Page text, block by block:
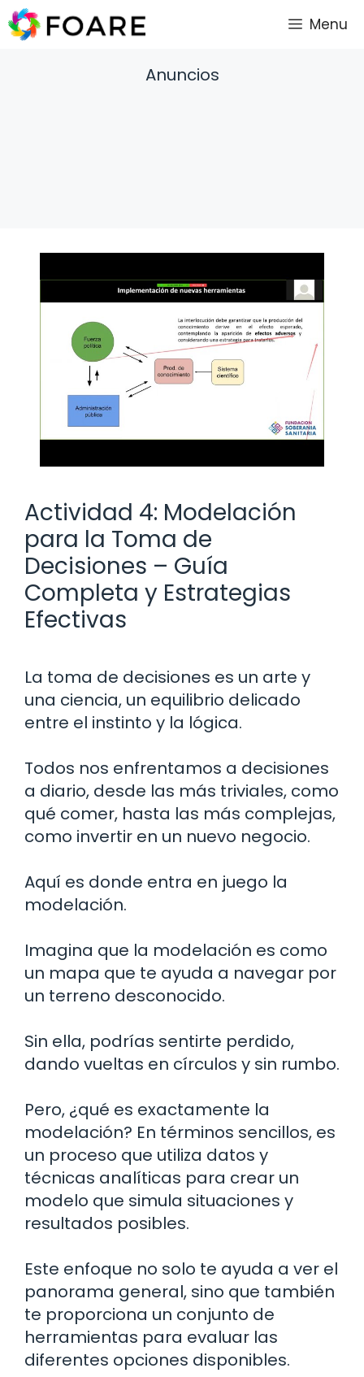
Saltar
al
Menu
Anuncios
Actividad 4: Modelación
para la Toma de
Decisiones – Guía
Completa y Estrategias
Efectivas
La toma de decisiones es un arte y
una ciencia, un equilibrio delicado
entre el instinto y la lógica.
Todos nos enfrentamos a decisiones
a diario, desde las más triviales, como
qué comer, hasta las más complejas,
como invertir en un nuevo negocio.
Aquí es donde entra en juego la
modelación.
Imagina que la modelación es como
un mapa que te ayuda a navegar por
un terreno desconocido.
Sin ella, podrías sentirte perdido,
dando vueltas en círculos y sin rumbo.
Pero, ¿qué es exactamente la
modelación? En términos sencillos, es
un proceso que utiliza datos y
técnicas analíticas para crear un
modelo que simula situaciones y
resultados posibles.
Este enfoque no solo te ayuda a ver el
panorama general, sino que también
te proporciona un conjunto de
herramientas para evaluar las
diferentes opciones disponibles.